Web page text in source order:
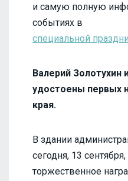
и самую полную
событиях в
специальной
Валерий Золотухин
удостоены первых
края.
В здании
сегодня, 13
торжественное